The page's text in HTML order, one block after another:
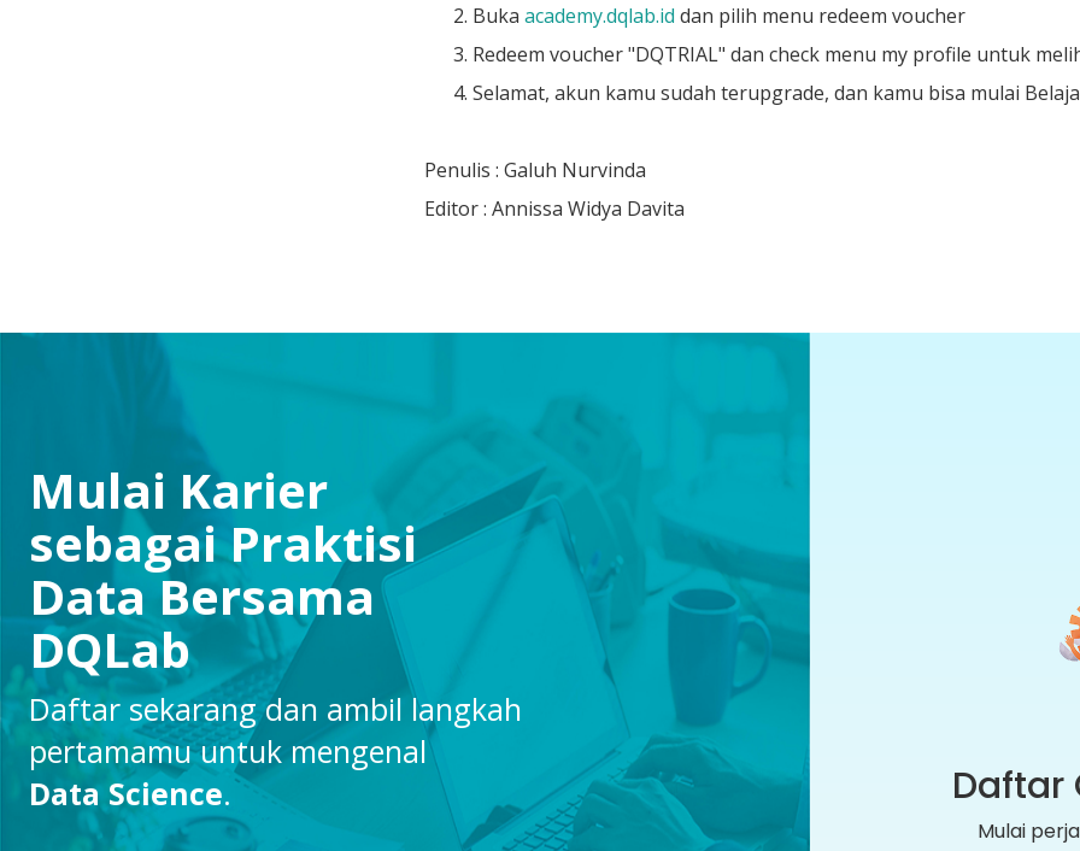
Buka academy.dqlab.id dan pilih menu redeem voucher
Redeem voucher "DQTRIAL" dan check menu my profile untuk
Selamat, akun kamu sudah terupgrade, dan kamu bisa mulai
Penulis : Galuh Nurvinda
Editor : Annissa Widya Davita
Mulai Karier
sebagai Praktisi
Data Bersama
DQLab
Daftar sekarang dan ambil langkah
pertamamu untuk mengenal
Data Science. Daftar
Mulai